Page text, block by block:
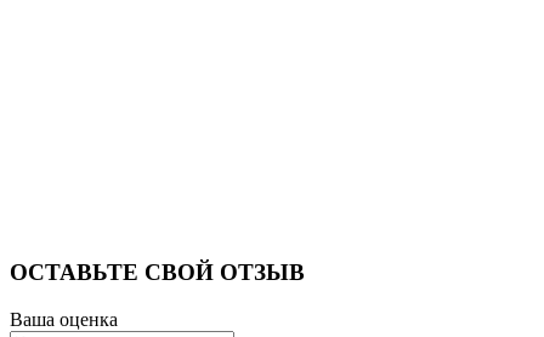
ОСТАВЬТЕ СВОЙ ОТЗЫВ
Ваша оценка